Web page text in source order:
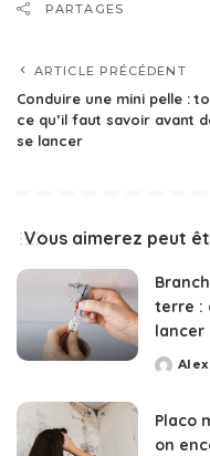
PARTAGES
ARTICLE PRÉCÉDENT
Conduire une mini pelle :
ce qu’il faut savoir avant
se lancer
Vous aimerez peut
terre :
lancer
Posted
Placo
on